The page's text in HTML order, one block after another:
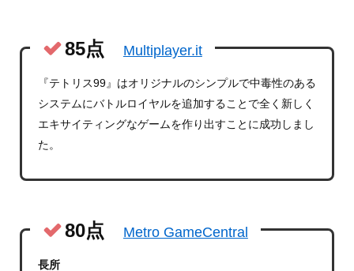
85点 Multiplayer.it
『テトリス99』はオリジナルのシンプルで中毒性のある
システムにバトルロイヤルを追加することで全く新しく
エキサイティングなゲームを作り出すことに成功しまし
た。
80点 Metro GameCentral
長所